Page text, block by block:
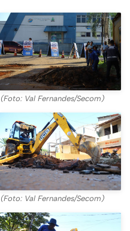
(Foto: Val Fernandes/Secom)
(Foto: Val Fernandes/Secom)